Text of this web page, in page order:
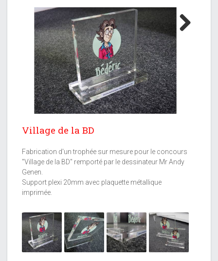
Next
Village de la BD
Fabrication d'un trophée sur mesure pour le concours
"Village de la BD" remporté par le dessinateur Mr Andy
Genen.
Support plexi 20mm avec plaquette métallique
imprimée.